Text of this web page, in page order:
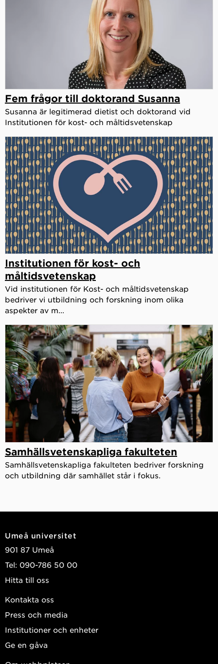
Fem frågor till doktorand Susanna
Susanna är legitimerad dietist och doktorand vid
Institutionen för kost- och måltidsvetenskap
Institutionen för kost- och
måltidsvetenskap
Vid institutionen för Kost- och måltidsvetenskap
bedriver vi utbildning och forskning inom olika
aspekter av m...
Samhällsvetenskapliga fakulteten
Samhällsvetenskapliga fakulteten bedriver forskning
och utbildning där samhället står i fokus.
Umeå universitet
901 87 Umeå
Tel: 090-786 50 00
Hitta till oss
Kontakta oss
Press och media
Institutioner och enheter
Ge en gåva